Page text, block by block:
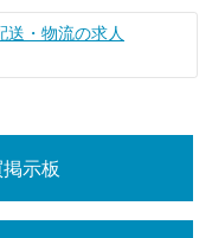
送・物流の求人
示板